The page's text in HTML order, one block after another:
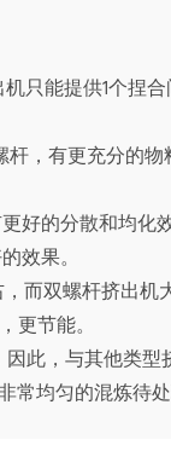
只能提供1个捏
，有更充分的物
好的分散和均化
效果。
而双螺杆挤出机
更节能。
此，与其他类
均匀的混炼待处